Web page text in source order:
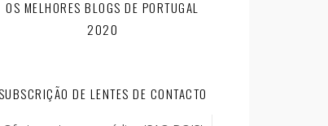
OS MELHORES BLOGS DE PORTUGAL
2020
DE LENTES DE CONTACTO